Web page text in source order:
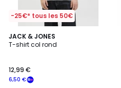
-25€* tous les 50€
JACK & JONES
T-shirt col rond
6,50 €
12,99 €
5
/
5
Couleurs